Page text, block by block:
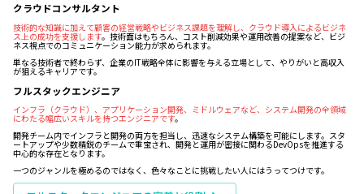
クラウドコンサルタント
技術的な知識に加えて顧客の経営戦略やビジネス課題を理解し、クラウド導入によるビジネ
ス上の成功を支援します。技術面はもちろん、コスト削減効果や運用改善の提案など、ビジ
ネス視点でのコミュニケーション能力が求められます。
単なる技術者で終わらず、企業のIT戦略全体に影響を与える立場として、やりがいと高収入
が狙えるキャリアです。
フルスタックエンジニア
インフラ（クラウド）、アプリケーション開発、ミドルウェアなど、システム開発の全領域
にわたる幅広いスキルを持つエンジニアです。
開発チーム内でインフラと開発の両方を担当し、迅速なシステム構築を可能にします。スタ
ートアップや少数精鋭のチームで重宝され、開発と運用が密接に関わるDevOpsを推進する
中心的な存在となります。
一つのジャンルを極めるのではなく、色々なことに挑戦したい人にはうってつけです。